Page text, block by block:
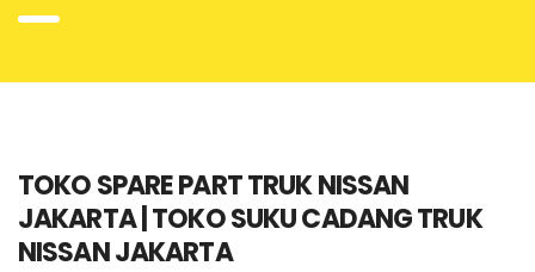
TOKO SPARE PART TRUK NISSAN
JAKARTA | TOKO SUKU CADANG TRUK
NISSAN JAKARTA